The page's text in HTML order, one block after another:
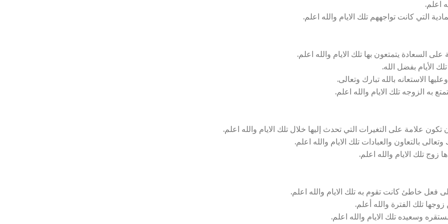
اعلم.
التي كانت تواجههم تلك الايام والله اعلم.
السعادة يتمتعون بها تلك الايام والله اعلم.
الأيام بفضل الله.
الاستعانه بالله تبارك وتعالى.
به الزوجه تلك الايام والله اعلم.
علامة على التغيرات التي تحدث إليها خلال تلك الايام والله اعلم.
بالتعاون والعبادات تلك الايام والله اعلم.
تلك الايام والله اعلم.
فعل خاطئ كانت تقوم به تلك الايام والله اعلم.
تلك الفترة والله أعلم.
وسعيده تلك الايام والله اعلم.